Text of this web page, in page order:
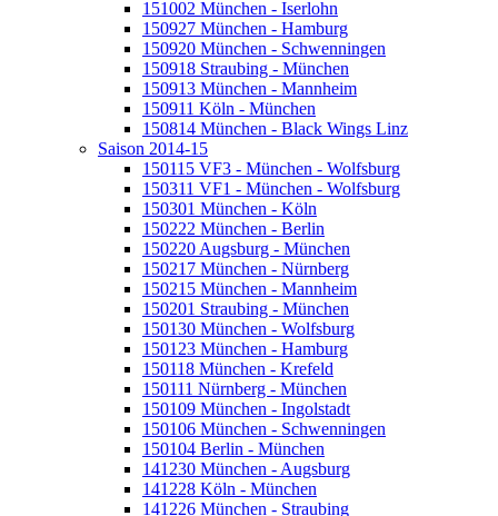
151002 München - Iserlohn
150927 München - Hamburg
150920 München - Schwenningen
150918 Straubing - München
150913 München - Mannheim
150911 Köln - München
150814 München - Black Wings Linz
Saison 2014-15
150115 VF3 - München - Wolfsburg
150311 VF1 - München - Wolfsburg
150301 München - Köln
150222 München - Berlin
150220 Augsburg - München
150217 München - Nürnberg
150215 München - Mannheim
150201 Straubing - München
150130 München - Wolfsburg
150123 München - Hamburg
150118 München - Krefeld
150111 Nürnberg - München
150109 München - Ingolstadt
150106 München - Schwenningen
150104 Berlin - München
141230 München - Augsburg
141228 Köln - München
141226 München - Straubing